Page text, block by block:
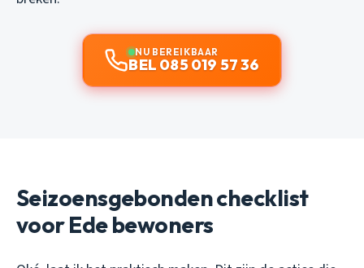
NU BEREIKBAAR
BEL 085 019 57 36
Seizoensgebonden checklist
voor Ede bewoners